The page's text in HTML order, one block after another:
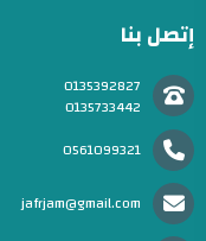
إتصل بنا
0135392827
0135733442
0561099321
jafrjam@gmail.com